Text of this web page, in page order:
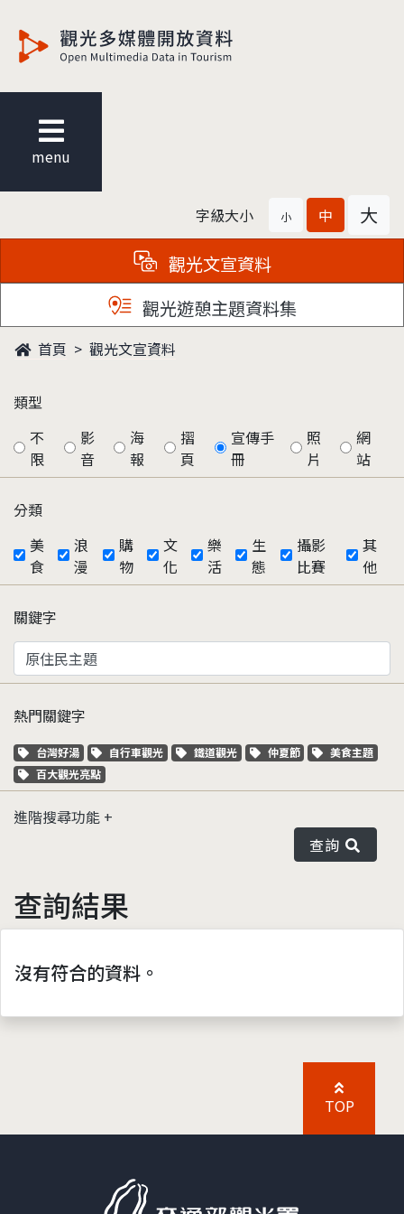
menu
字級大小 小 中 大
觀光文宣資料
觀光遊憩主題資料集
首頁 觀光文宣資料
類型
不
限
影
音
海
報
摺
頁
宣傳手
冊
照
片
網
站
分類
美
食
浪
漫
購
物
文
化
樂
活
生
態
攝影
比賽
其
他
關鍵字
熱門關鍵字
關鍵字標籤
台灣好湯 關鍵字標籤
自行車觀光 關鍵字標籤
鐵道觀光 關鍵字標籤
仲夏節 關鍵字標籤
美食主題
關鍵字標籤
百大觀光亮點
進階搜尋功能
查詢
查詢結果
沒有符合的資料。
TOP